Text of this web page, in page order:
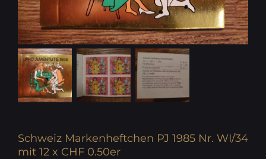
Schweiz Markenheftchen PJ 1985 Nr. WI/34
mit 12 x CHF 0.50er